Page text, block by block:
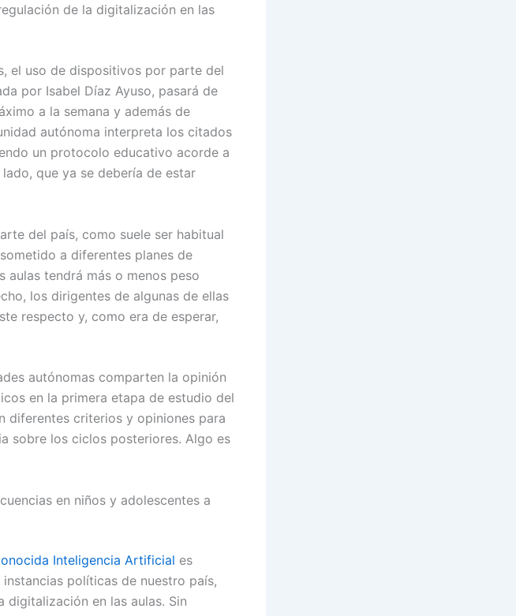
de la digitalización en las
el uso de dispositivos por parte del
por Isabel Díaz Ayuso, pasará de
a la semana y además de
autónoma interpreta los citados
un protocolo educativo acorde a
que ya se debería de estar
del país, como suele ser habitual
a diferentes planes de
aulas tendrá más o menos peso
los dirigentes de algunas de ellas
respecto y, como era de esperar,
autónomas comparten la opinión
en la primera etapa de estudio del
diferentes criterios y opiniones para
sobre los ciclos posteriores. Algo es
en niños y adolescentes a
Inteligencia Artificial es
políticas de nuestro país,
en las aulas. Sin